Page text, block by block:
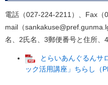
電話（027-224-2211）、Fax（
mail（
名、2氏名、3郵便番号と住所、
とらいあんぐるんサ
ック活用講座」ちらし（